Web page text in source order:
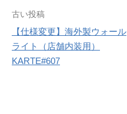
投
稿
ナ
古い投稿
【仕様変更】海外製ウォール
ライト（店舗内装用）
KARTE#607